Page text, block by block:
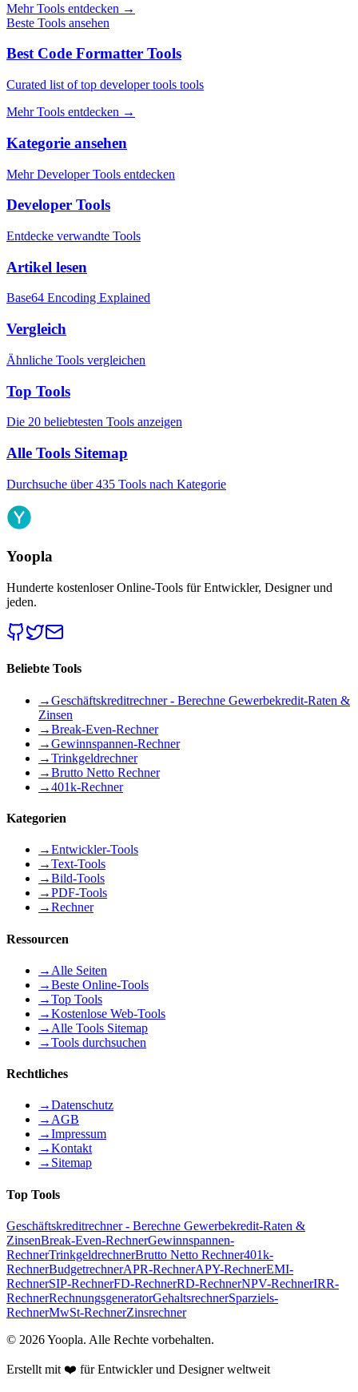
Mehr Tools entdecken →
Beste Tools ansehen
Best Code Formatter Tools
Curated list of top developer tools tools
Mehr Tools entdecken →
Kategorie ansehen
Mehr Developer Tools entdecken
Developer Tools
Entdecke verwandte Tools
Artikel lesen
Base64 Encoding Explained
Vergleich
Ähnliche Tools vergleichen
Top Tools
Die 20 beliebtesten Tools anzeigen
Alle Tools Sitemap
Durchsuche über 435 Tools nach Kategorie
Yoopla
Hunderte kostenloser Online-Tools für Entwickler, Designer und
jeden.
Beliebte Tools
→Geschäftskreditrechner - Berechne Gewerbekredit-Raten &
Zinsen
→Break-Even-Rechner
→Gewinnspannen-Rechner
→Trinkgeldrechner
→Brutto Netto Rechner
→401k-Rechner
Kategorien
→Entwickler-Tools
→Text-Tools
→Bild-Tools
→PDF-Tools
→Rechner
Ressourcen
→ Alle Seiten
→Beste Online-Tools
→Top Tools
→Kostenlose Web-Tools
→ Alle Tools Sitemap
→Tools durchsuchen
Rechtliches
→Datenschutz
→ AGB
→Impressum
→Kontakt
→ Sitemap
Top Tools
Geschäftskreditrechner - Berechne Gewerbekredit-Raten &
ZinsenBreak-Even-RechnerGewinnspannen-
RechnerTrinkgeldrechnerBrutto Netto Rechner401k-
RechnerBudgetrechnerAPR-RechnerAPY-RechnerEMI-
RechnerSIP-RechnerFD-RechnerRD-RechnerNPV-RechnerIRR-
RechnerRechnungsgeneratorGehaltsrechnerSparziels-
RechnerMwSt-RechnerZinsrechner
© 2026Yoopla. Alle Rechte vorbehalten.
Erstellt mit ❤️ für Entwickler und Designer weltweit